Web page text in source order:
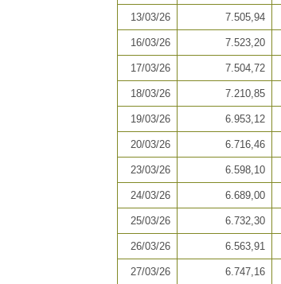
13/03/26 7.505,94
16/03/26 7.523,20
17/03/26 7.504,72
18/03/26 7.210,85
19/03/26 6.953,12
20/03/26 6.716,46
23/03/26 6.598,10
24/03/26 6.689,00
25/03/26 6.732,30
26/03/26 6.563,91
27/03/26 6.747,16